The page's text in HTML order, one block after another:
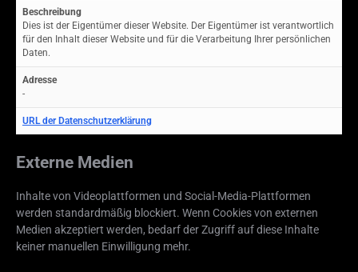
Beschreibung
Dies ist der Eigentümer dieser Website. Der Eigentümer ist verantwortlich
für den Inhalt dieser Website und für die Verarbeitung Ihrer persönlichen
Daten.
Adresse
-
URL der Datenschutzerklärung
Externe Medien
Inhalte von Videoplattformen und Social-Media-Plattformen
werden standardmäßig blockiert. Wenn Cookies von externen
Medien akzeptiert werden, bedarf der Zugriff auf diese Inhalte
keiner manuellen Einwilligung mehr.